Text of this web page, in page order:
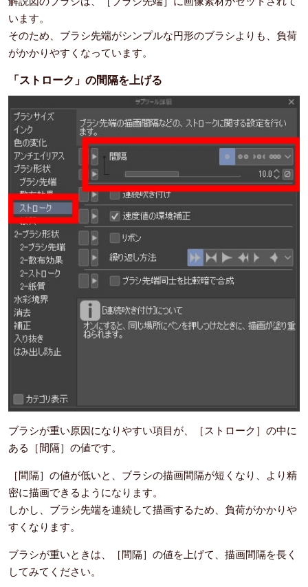
います。
そのため、ブラシ先端がシンプルな円形のブラシよりも、負荷
がかかりやすくなっています。
「ストローク」の間隔を上げる
ブラシが重い原因になりやすい項目が、［ストローク］の中に
ある［間隔］の値です。
［間隔］の値が低いと、ブラシの描画間隔が短くなり、より精
密に描画できるようになります。
しかし、ブラシ先端を連続して描画するため、負荷がかかりや
すくなります。
ブラシが重いときは、［間隔］の値を上げて、描画間隔を長く
してみてください。